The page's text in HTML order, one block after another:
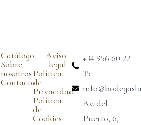
Catálogo
Sobre
nosotros
Contacto
Aviso
legal
Política
de
Privacidad
Política
de
Cookies
+34 956 60 22
35
Av. del
Puerto, 6,